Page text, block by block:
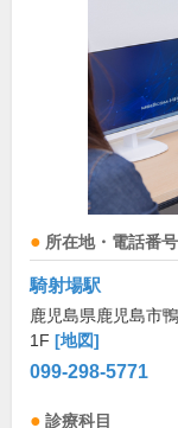
所在地・電話番号
騎射場駅
鹿児島県鹿児島市
1F [地図]
099-298-5771
診療科目